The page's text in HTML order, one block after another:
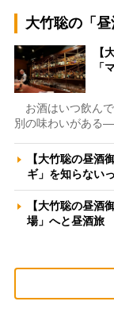
大竹聡の「昼
【
「
お酒はいつ飲ん
別の味わいがある
【大竹聡の昼酒
ギ」を知らな
【大竹聡の昼酒
場」へと昼酒